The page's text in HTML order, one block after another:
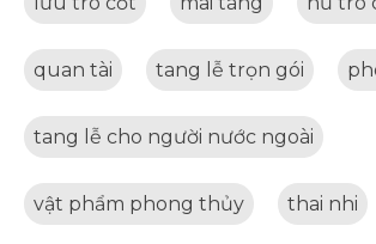
quan tài tang lễ trọn gói
tang lễ cho người nước ngoài
vật phẩm phong thủy thai nhi